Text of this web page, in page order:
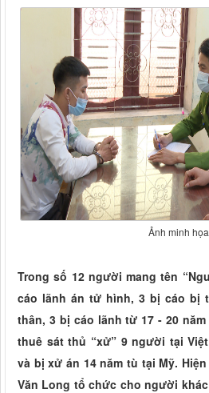
Ảnh minh họa
Trong số 12 người mang tên
cáo lãnh án tử hình, 3 bị cáo bị
thân, 3 bị cáo lãnh từ 17 - 20
thuê sát thủ “xử” 9 người tại
và bị xử án 14 năm tù tại Mỹ.
Văn Long tổ chức cho người